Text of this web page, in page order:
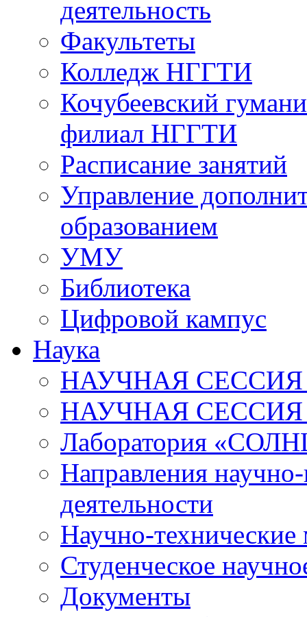
деятельность
Факультеты
Колледж НГГТИ
Кочубеевский
филиал НГГТИ
Расписание занятий
Управление
образованием
УМУ
Библиотека
Цифровой кампус
Наука
НАУЧНАЯ СЕССИЯ
НАУЧНАЯ
Лаборатория
Направления научно-
деятельности
Научно-технические
Студенческое
Документы